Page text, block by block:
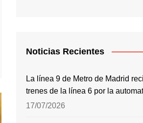
Noticias Recientes
La línea 9 de Metro de Madrid
trenes de la línea 6 por la
17/07/2026